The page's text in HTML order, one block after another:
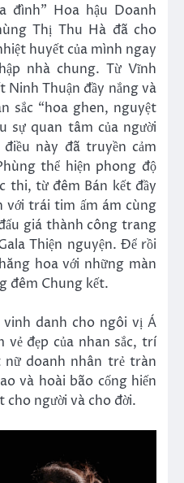
đình” Hoa hậu Doanh
Thị Thu Hà đã cho
huyết của mình ngay
nhà chung. Từ Vĩnh
Ninh Thuận đầy nắng và
sắc “hoa ghen, nguyệt
sự quan tâm của người
này đã truyền cảm
thể hiện phong độ
thi, từ đêm Bán kết đầy
với trái tim ấm ám cùng
giá thành công trang
Thiện nguyện. Để rồi
hoa với những màn
đêm Chung kết.
danh cho ngôi vị Á
vẻ đẹp của nhan sắc, trí
nữ doanh nhân trẻ tràn
và hoài bão cống hiến
người và cho đời.